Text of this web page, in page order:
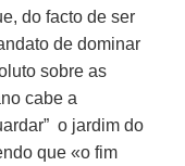
do facto de ser
de dominar
sobre as
cabe a
o jardim do
que «o fim